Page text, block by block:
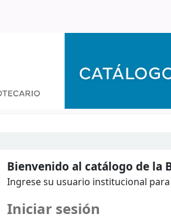
Bienvenido al catálogo de la
Ingrese su usuario institucional para
Iniciar sesión